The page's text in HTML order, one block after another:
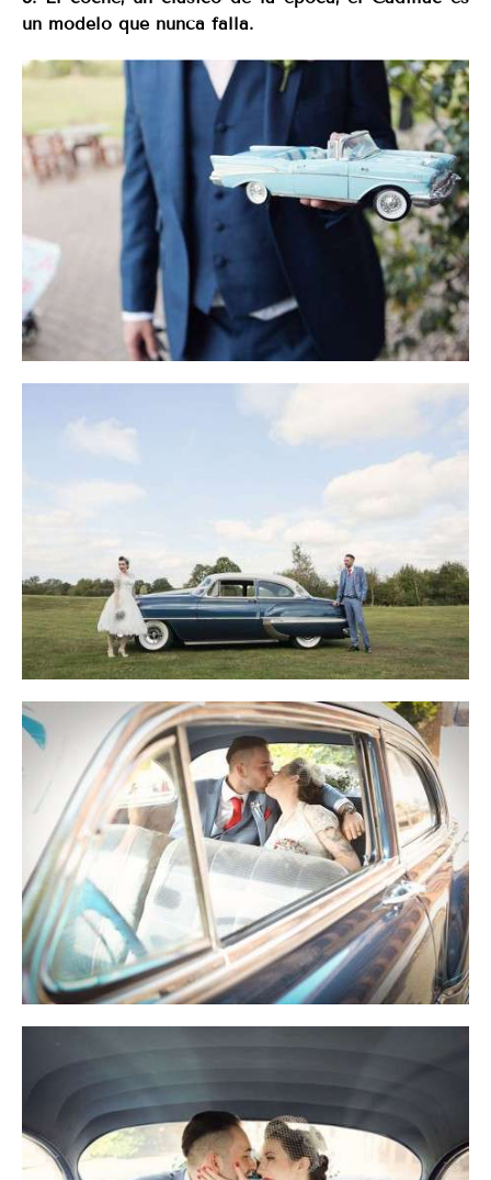
un modelo que nunca falla.